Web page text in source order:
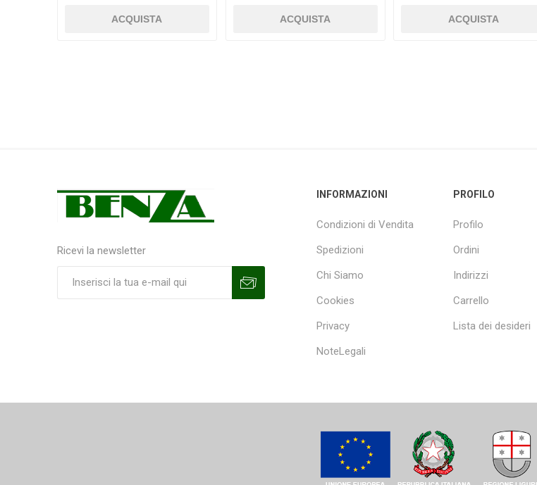
Ricevi la newsletter
INFORMAZIONI
Condizioni di Vendita
Spedizioni
Chi Siamo
Cookies
Privacy
NoteLegali
PROFILO
Profilo
Ordini
Indirizzi
Carrello
Lista dei desideri